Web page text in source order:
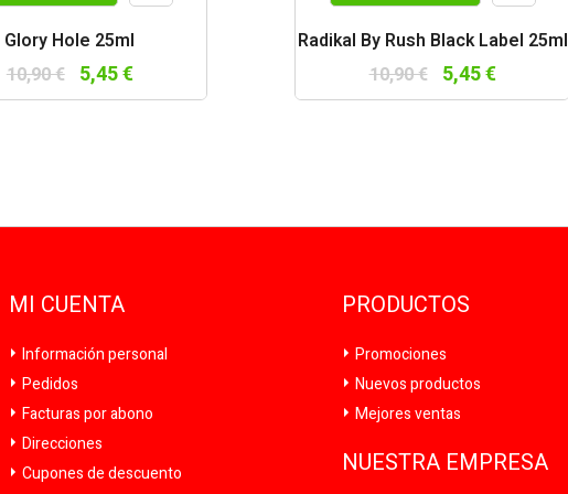
rápida
Glory Hole 25ml
10,90 € 5,45 €
rápida
Radikal By Rush Black Label 25ml
10,90 €
5,45 €
MI CUENTA
Información personal
Pedidos
Facturas por abono
Direcciones
Cupones de descuento
PRODUCTOS
Promociones
Nuevos productos
Mejores ventas
NUESTRA EMPRESA